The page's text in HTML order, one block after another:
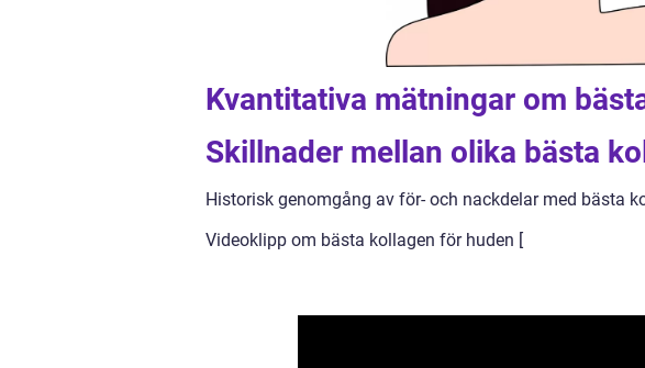
Kvantitativa mätningar om
Skillnader mellan olika bästa
Historisk genomgång av för- och nackdelar med bästa
Videoklipp om bästa kollagen för huden [